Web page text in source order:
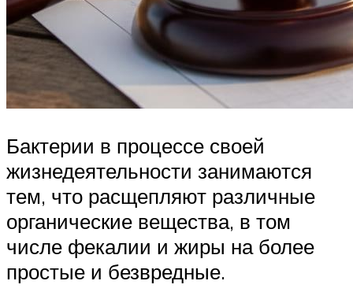
Бактерии в процессе своей
жизнедеятельности занимаются
тем, что расщепляют различные
органические вещества, в том
числе фекалии и жиры на более
простые и безвредные.